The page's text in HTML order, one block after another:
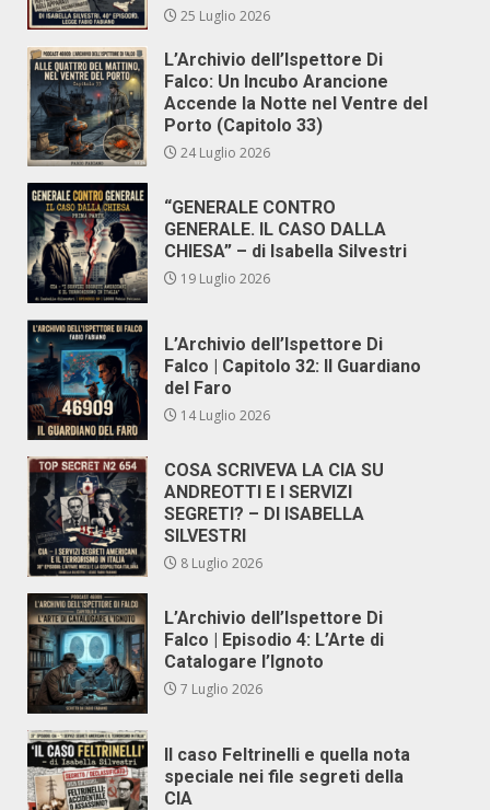
25 Luglio 2026
L’Archivio dell’Ispettore Di
Falco: Un Incubo Arancione
Accende la Notte nel Ventre del
Porto (Capitolo 33)
24 Luglio 2026
“GENERALE CONTRO
GENERALE. IL CASO DALLA
CHIESA” – di Isabella Silvestri
19 Luglio 2026
L’Archivio dell’Ispettore Di
Falco | Capitolo 32: Il Guardiano
del Faro
14 Luglio 2026
COSA SCRIVEVA LA CIA SU
ANDREOTTI E I SERVIZI
SEGRETI? – DI ISABELLA
SILVESTRI
8 Luglio 2026
L’Archivio dell’Ispettore Di
Falco | Episodio 4: L’Arte di
Catalogare l’Ignoto
7 Luglio 2026
Il caso Feltrinelli e quella nota
speciale nei file segreti della
CIA